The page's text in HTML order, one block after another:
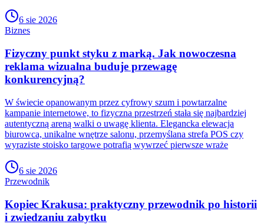
6 sie 2026
Biznes
Fizyczny punkt styku z marką. Jak nowoczesna
reklama wizualna buduje przewagę
konkurencyjną?
W świecie opanowanym przez cyfrowy szum i powtarzalne
kampanie internetowe, to fizyczna przestrzeń stała się najbardziej
autentyczną areną walki o uwagę klienta. Elegancka elewacja
biurowca, unikalne wnętrze salonu, przemyślana strefa POS czy
wyraziste stoisko targowe potrafią wywrzeć pierwsze wraże
6 sie 2026
Przewodnik
Kopiec Krakusa: praktyczny przewodnik po historii
i zwiedzaniu zabytku